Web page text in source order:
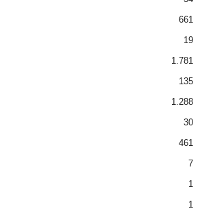
661
19
1.781
135
1.288
30
461
7
1
1